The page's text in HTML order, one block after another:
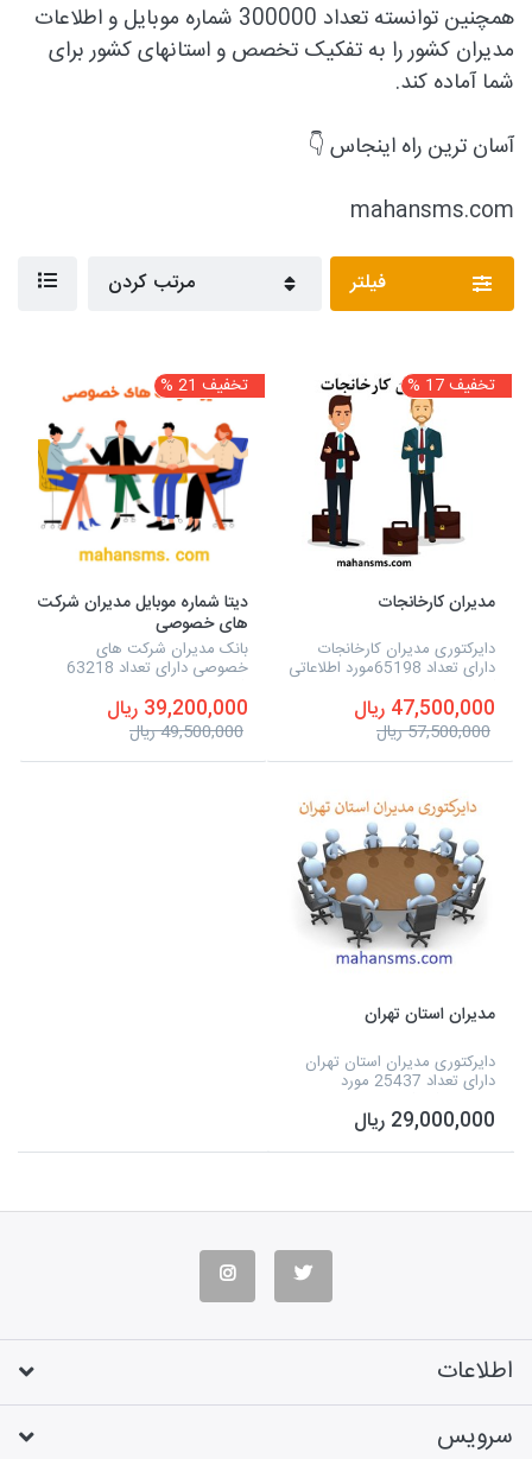
همچنین توانسته تعداد 300000 شماره موبایل و اطلاعات
مدیران کشور را به تفکیک تخصص و استانهای کشور برای
شما آماده کند.
آسان ترین راه اینجاس 👇
mahansms.com
فیلتر مرتب کردن
تخفیف 17 %
مدیران کارخانجات
دایرکتوری مدیران کارخانجات
دارای تعداد 65198مورد اطلاعاتی
شماره تلفن، آدرس، شماره همراه
و تفکیک استان ها و... می شود و
به صورت...
47,500,000 ریال
57,500,000 ریال
تخفیف 21 %
دیتا شماره موبایل مدیران شرکت
های خصوصی
بانک مدیران شرکت های
خصوصی دارای تعداد 63218
توانید به صورت مستقیم، به این
شماره موبایل ها، پیامک تبلیغاتی
خود را ارسال نمایید.
39,200,000 ریال
49,500,000 ریال
مدیران استان تهران
دایرکتوری مدیران استان تهران
دارای تعداد 25437 مورد
نام مدیر، شماره تلفن، آدرس،
شماره همراه و آدرس سایت و...
می شود و به صورت اک...
29,000,000 ریال
اطلاعات
سرویس